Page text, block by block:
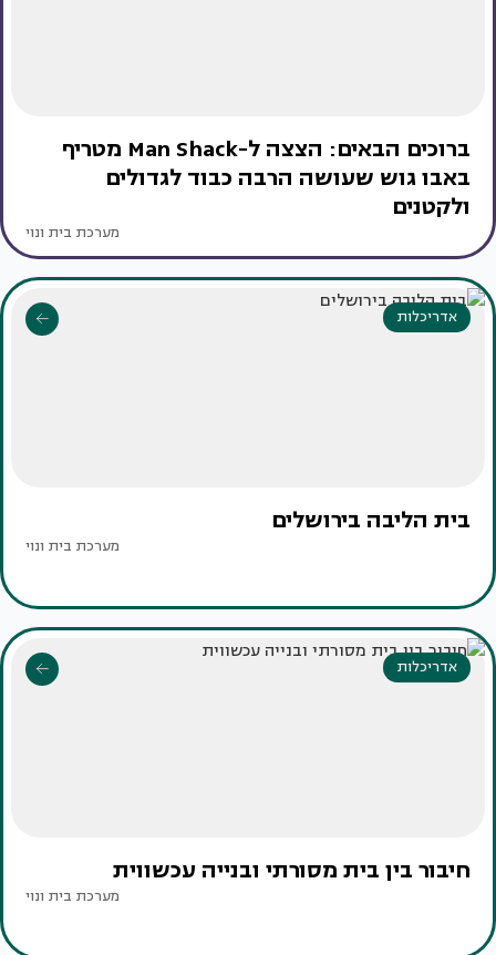
ברוכים הבאים: הצצה ל-Man Shack מטריף
באבו גוש שעושה הרבה כבוד לגדולים
ולקטנים
מערכת בית ונוי
אדריכלות
בית הליבה בירושלים
מערכת בית ונוי
אדריכלות
חיבור בין בית מסורתי ובנייה עכשווית
מערכת בית ונוי